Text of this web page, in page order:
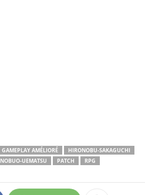
GAMEPLAY AMÉLIORÉ
HIRONOBU-SAKAGUCHI
NOBUO-UEMATSU PATCH
RPG